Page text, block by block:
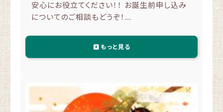
安心にお役立てください！！ お誕生前申し込み
についてのご相談もどうぞ！…
もっと見る